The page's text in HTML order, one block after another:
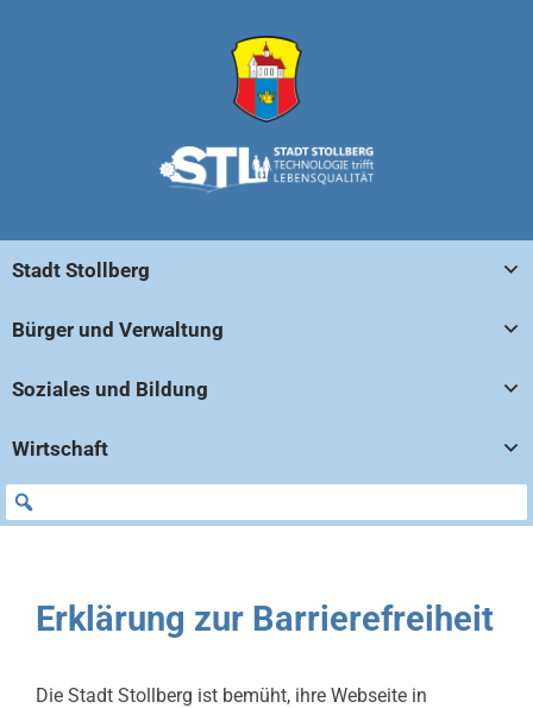
Stadt Stollberg
Bürger und Verwaltung
Soziales und Bildung
Wirtschaft
Erklärung zur Barrierefreiheit
Die Stadt Stollberg ist bemüht, ihre Webseite in